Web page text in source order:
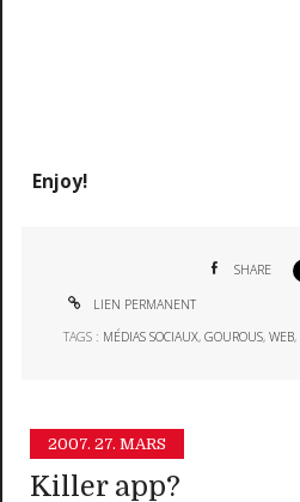
Enjoy!
SHARE
LIEN PERMANENT
TAGS : MÉDIAS SOCIAUX,GOUROUS,WEB,
2007. 27. MARS
Killer app?